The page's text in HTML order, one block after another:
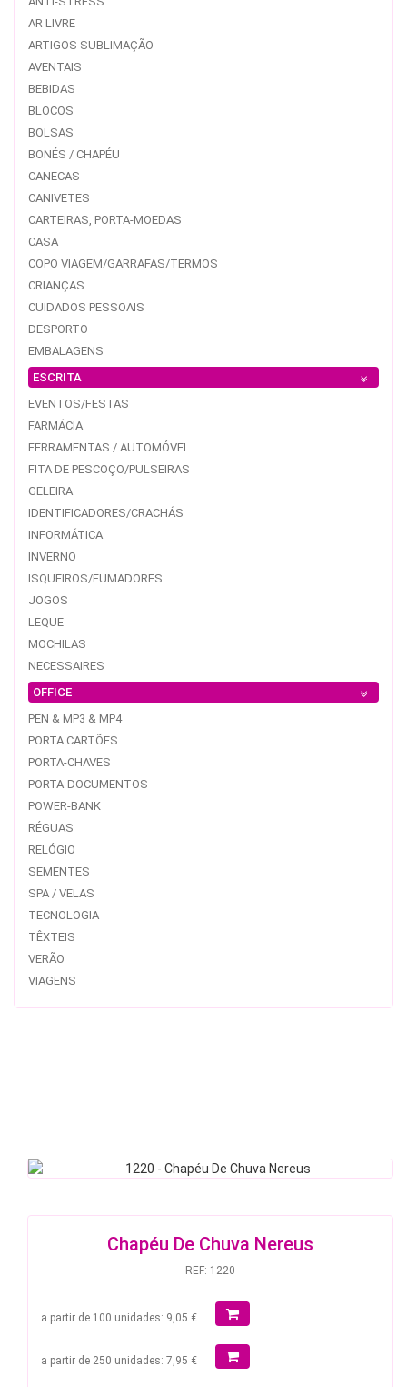
AR LIVRE
ARTIGOS SUBLIMAÇÃO
AVENTAIS
BEBIDAS
BLOCOS
BOLSAS
BONÉS / CHAPÉU
CANECAS
CANIVETES
CARTEIRAS, PORTA-MOEDAS
CASA
COPO VIAGEM/GARRAFAS/TERMOS
CRIANÇAS
CUIDADOS PESSOAIS
DESPORTO
EMBALAGENS
ESCRITA
EVENTOS/FESTAS
FARMÁCIA
FERRAMENTAS / AUTOMÓVEL
FITA DE PESCOÇO/PULSEIRAS
GELEIRA
IDENTIFICADORES/CRACHÁS
INFORMÁTICA
INVERNO
ISQUEIROS/FUMADORES
JOGOS
LEQUE
MOCHILAS
NECESSAIRES
OFFICE
PEN & MP3 & MP4
PORTA CARTÕES
PORTA-CHAVES
PORTA-DOCUMENTOS
POWER-BANK
RÉGUAS
RELÓGIO
SEMENTES
SPA / VELAS
TECNOLOGIA
TÊXTEIS
VERÃO
VIAGENS
Chapéu De Chuva Nereus
REF: 1220
a partir de 100 unidades: 9,05 €
a partir de 250 unidades: 7,95 €